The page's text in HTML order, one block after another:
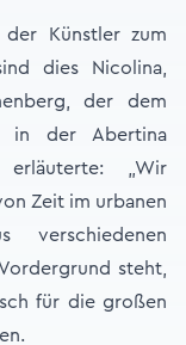
Künstler zum
dies Nicolina,
der dem
in der Abertina
„Wir
Zeit im urbanen
steht,
für die großen